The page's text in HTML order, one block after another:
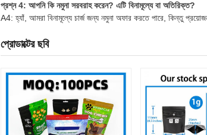
প্রশ্ন 4: আপনি কি নমুনা সরবরাহ করেন? এটি বিনামূল্যে বা অতিরিক্ত?
A4: হ্যাঁ, আমরা বিনামূল্যে চার্জ জন্য নমুনা অফার করতে পারে, কিন্তু
প্রোডাক্টের ছবি